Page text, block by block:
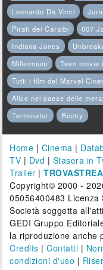
Leonardo Da Vinci
Pirati dei Caraibi
007
Indiana Jones
Millennium
Teen movie
Tutti i film del Marvel
Alice nel paese delle
Terminator
Rocky
Home | Cinema |
TV | Dvd | Stasera in
Trailer |
Copyright© 2000 -
05056400483
Società soggetta
GEDI Gruppo
la riproduzione anche
Credits |Contatti |
condizioni d'uso |